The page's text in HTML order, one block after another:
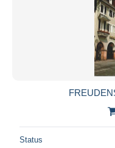
Status